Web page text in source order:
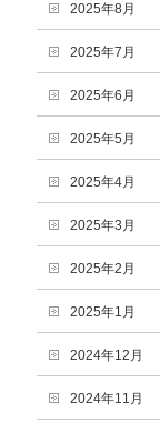
2025年8月
2025年7月
2025年6月
2025年5月
2025年4月
2025年3月
2025年2月
2025年1月
2024年12月
2024年11月